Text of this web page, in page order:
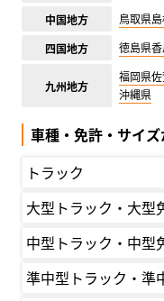
中国地方
鳥取県
四国地方
徳島県
九州地方
福岡県
沖縄県
車種・免許・サイ
トラック
大型トラック・大型
中型トラック・中型
準中型トラック・準